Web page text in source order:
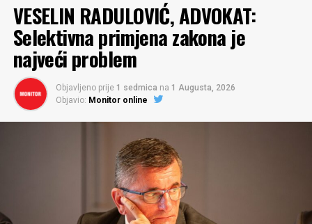
VESELIN RADULOVIĆ, ADVOKAT:
Selektivna primjena zakona je
najveći problem
Objavljeno prije 1 sedmica na 1 Augusta, 2026
Objavio: Monitor online